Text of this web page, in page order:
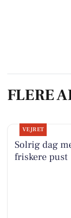
FLERE
VEJRET
Solrig dag
friskere pust